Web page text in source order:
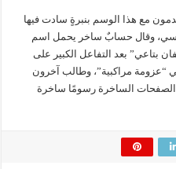
مع هذا الوسم بنبرةٍ سادت فيها
وقال حسابٌ ساخر يحمل اسم
عشان الحلفان بتاعي” بعد التفاعل الكبير على
“عزومة مراكبية”، وطالب آخرون
الساخرة رسومًا ساخرة